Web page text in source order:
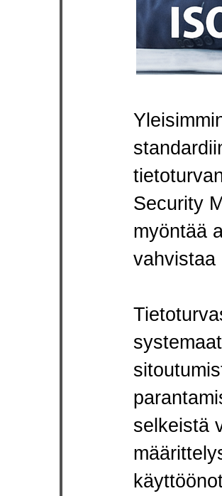
Security
myöntää
vahvistaa
selkeistä